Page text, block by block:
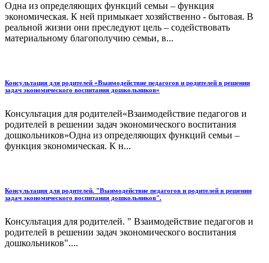
Одна из определяющих функций семьи – функция
экономическая. К ней примыкает хозяйственно - бытовая. В
реальной жизни они преследуют цель – содействовать
материальному благополучию семьи, в...
Консультация для родителей «Взаимодействие педагогов и родителей в решении
задач экономического воспитания дошкольников»
Консультация для родителей«Взаимодействие педагогов и
родителей в решении задач экономического воспитания
дошкольников»Одна из определяющих функций семьи –
функция экономическая. К н...
Консультация для родителей. "Взаимодействие педагогов и родителей в решении
задач экономического воспитания дошкольников".
Консультация для родителей. " Взаимодействие педагогов и
родителей в решении задач экономического воспитания
дошкольников"....